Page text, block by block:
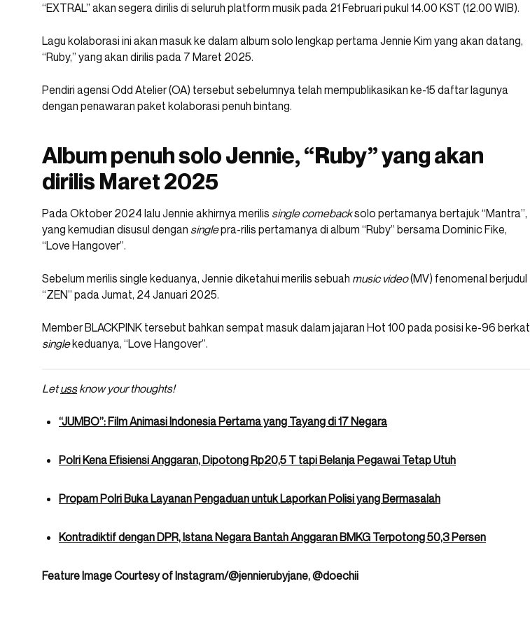
“EXTRAL” akan segera dirilis di seluruh platform musik pada 21 Februari pukul 14.00 KST (12.00 WIB).
Lagu kolaborasi ini akan masuk ke dalam album solo lengkap pertama Jennie Kim yang akan datang,
“Ruby,” yang akan dirilis pada 7 Maret 2025.
Pendiri agensi Odd Atelier (OA) tersebut sebelumnya telah mempublikasikan ke-15 daftar lagunya
dengan penawaran paket kolaborasi penuh bintang.
Album penuh solo Jennie, “Ruby” yang akan
dirilis Maret 2025
Pada Oktober 2024 lalu Jennie akhirnya merilis single comebacksolo pertamanya bertajuk “Mantra”,
yang kemudian disusul dengan singlepra-rilis pertamanya di album “Ruby” bersama Dominic Fike,
“Love Hangover”.
Sebelum merilis single keduanya, Jennie diketahui merilis sebuah music video(MV) fenomenal berjudul
“ZEN” pada Jumat, 24 Januari 2025.
Member BLACKPINK tersebut bahkan sempat masuk dalam jajaran Hot 100 pada posisi ke-96 berkat
singlekeduanya, “Love Hangover”.
Letussknow your thoughts!
“JUMBO”: Film Animasi Indonesia Pertama yang Tayang di 17 Negara
Polri Kena Efisiensi Anggaran, Dipotong Rp20,5 T tapi Belanja Pegawai Tetap Utuh
Propam Polri Buka Layanan Pengaduan untuk Laporkan Polisi yang Bermasalah
Kontradiktif dengan DPR, Istana Negara Bantah Anggaran BMKG Terpotong 50,3 Persen
Feature Image Courtesy of Instagram/@jennierubyjane, @doechii